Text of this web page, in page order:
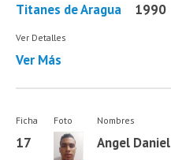
Titanes de Aragua 1990
Ver Detalles
Ver Más
Ficha
17
Foto Nombres
Angel Daniel